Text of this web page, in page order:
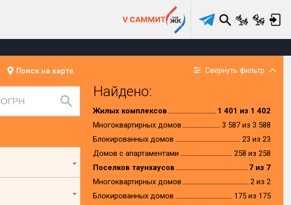
V САММИТ
Поиск на карте Свернуть фильтр
Найдено:
Жилых комплексов
1 401 из 1 402
Многоквартирных домов
3 587 из 3 588
Блокированных домов
23 из 23
Домов с апартаментами
258 из 258
Поселков таунхаусов
7 из 7
Многоквартирных домов
2 из 2
Блокированных домов
175 из 175